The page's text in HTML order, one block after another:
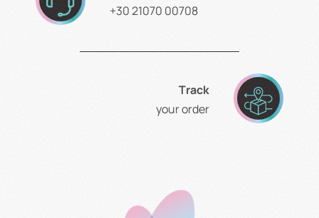
+30 21070 00708
Τrack
your order